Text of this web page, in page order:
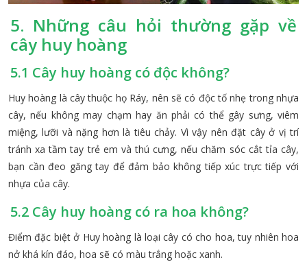
5. Những câu hỏi thường gặp về
cây huy hoàng
5.1 Cây huy hoàng có độc không?
Huy hoàng là cây thuộc họ Ráy, nên sẽ có độc tố nhẹ trong nhựa
cây, nếu không may chạm hay ăn phải có thể gây sưng, viêm
miệng, lưỡi và nặng hơn là tiêu chảy. Vì vậy nên đặt cây ở vị trí
tránh xa tầm tay trẻ em và thú cưng, nếu chăm sóc cắt tỉa cây,
bạn cần đeo găng tay để đảm bảo không tiếp xúc trực tiếp với
nhựa của cây.
5.2 Cây huy hoàng có ra hoa không?
Điểm đặc biệt ở Huy hoàng là loại cây có cho hoa, tuy nhiên hoa
nở khá kín đáo, hoa sẽ có màu trắng hoặc xanh.